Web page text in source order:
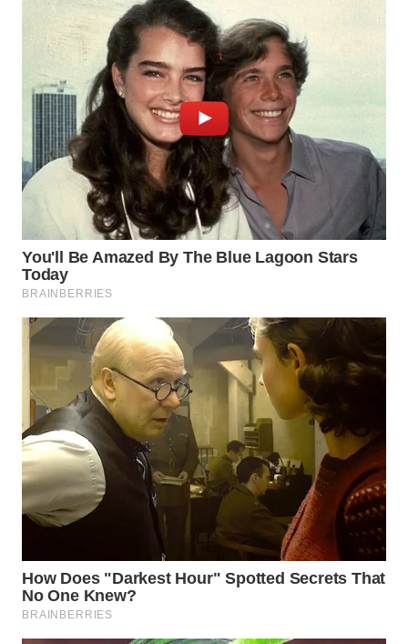
WN
LAMPUNG
WN
JATENG
WN
NUSANTARA
WN
JOGJA
JATIM
BALI
WN
KALBAR
WN
KALTENG
WN
KALTARA